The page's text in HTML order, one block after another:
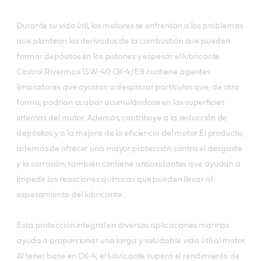
Durante su vida útil, los motores se enfrentan a los problemas
que plantean los derivados de la combustión que pueden
formar depósitos en los pistones y espesar el lubricante.
Castrol Rivermax 15W-40 CK-4/E9 contiene agentes
limpiadores que ayudan a desplazar partículas que, de otra
forma, podrían acabar acumulándose en las superficies
internas del motor. Además, contribuye a la reducción de
depósitos y a la mejora de la eficiencia del motor El producto,
además de ofrecer una mayor protección contra el desgaste
y la corrosión, también contiene antioxidantes que ayudan a
impedir las reacciones químicas que pueden llevar al
espesamiento del lubricante.
Esta protección integral en diversas aplicaciones marinas
ayuda a proporcionar una larga y saludable vida útil al motor.
Al tener base en CK-4, el lubricante supera el rendimiento de